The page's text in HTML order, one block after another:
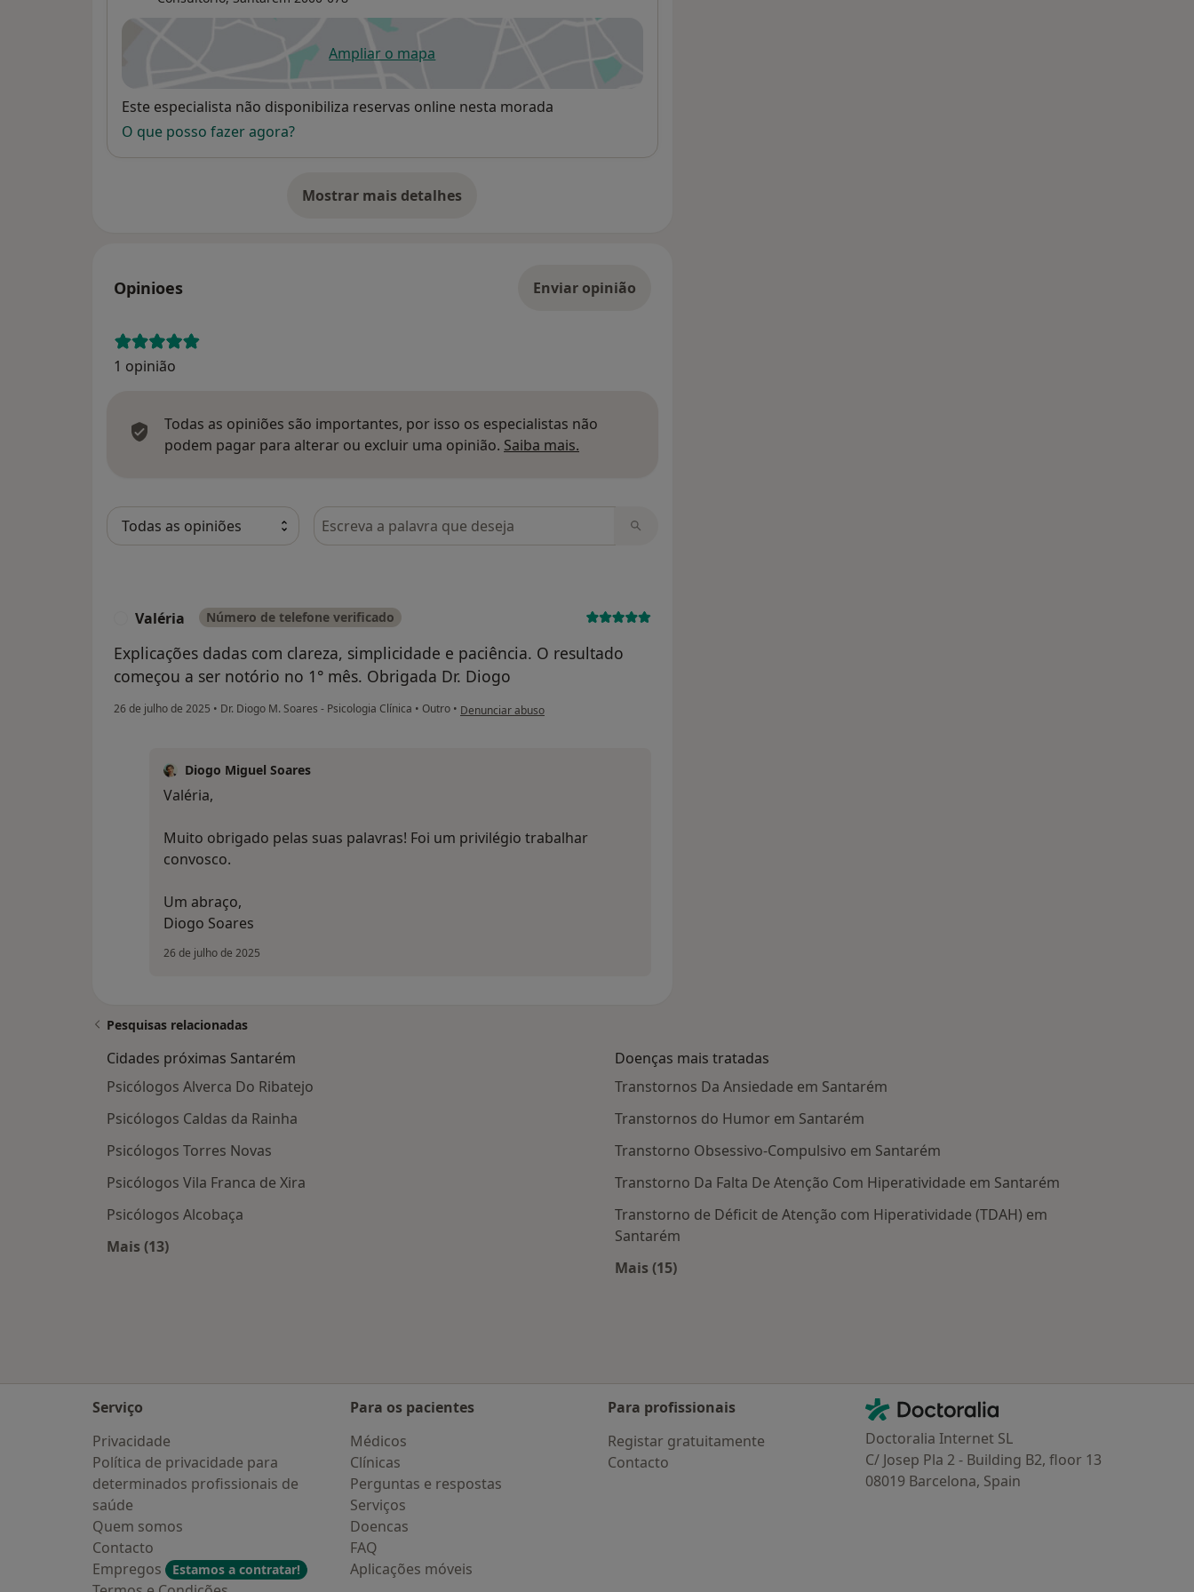
Ampliar o mapaabre num novo separador
Disponibilidade
Este especialista não disponibiliza reservas online nesta morada
O que posso fazer agora?
Mostrar mais detalhes
sobre o endereço
Opinioes Enviar opinião
1 opinião
Todas as opiniões são importantes, por isso os especialistas não
podem pagar para alterar ou excluir uma opinião. Saiba mais.
Pesquisar em opiniões
Valéria Número de telefone verificado
Explicações dadas com clareza, simplicidade e paciência. O resultado
começou a ser notório no 1° mês. Obrigada Dr. Diogo
26 de julho de 2025 • Dr. Diogo M. Soares - Psicologia Clínica • Outro • na opinião do utilizador Valéria
Denunciar abuso
Diogo Miguel Soares
Valéria,
Muito obrigado pelas suas palavras! Foi um privilégio trabalhar
convosco.
Um abraço,
Diogo Soares
26 de julho de 2025
Pesquisas relacionadas
Cidades próximas Santarém
Psicólogos Alverca Do Ribatejo
Psicólogos Caldas da Rainha
Psicólogos Torres Novas
Psicólogos Vila Franca de Xira
Psicólogos Alcobaça
Mais (13)
Doenças mais tratadas
Transtornos Da Ansiedade em Santarém
Transtornos do Humor em Santarém
Transtorno Obsessivo-Compulsivo em Santarém
Transtorno Da Falta De Atenção Com Hiperatividade em Santarém
Transtorno de Déficit de Atenção com Hiperatividade (TDAH) em
Santarém
Mais (15)
Serviço
Privacidade
Política de privacidade para
determinados profissionais de
saúde
Quem somos
Contacto
Empregos
Estamos a contratar!
Para os pacientes
Médicos
Clínicas
Perguntas e respostas
Serviços
Doencas
FAQ
Aplicações móveis
Para profissionais
Registar gratuitamente
Contacto
Contacto
Doctoralia - Homepage
Doctoralia Internet SL
C/ Josep Pla 2 - Building B2, floor 13
08019 Barcelona, Spain